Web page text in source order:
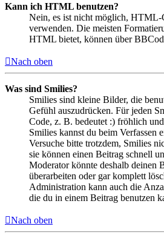
Kann ich HTML benutzen?
Nein, es ist nicht möglich, HTML-
verwenden. Die meisten
HTML bietet, können über
Nach oben
Was sind Smilies?
Smilies sind kleine Bilder, die
Gefühl auszudrücken. Für jeden
Code, z. B. bedeutet :) fröhlich
Smilies kannst du beim Verfassen
Versuche bitte trotzdem, Smilies
sie können einen Beitrag schnell
Moderator könnte deshalb deinen
überarbeiten oder gar komplett
Administration kann auch die
die du in einem Beitrag benutzen
Nach oben